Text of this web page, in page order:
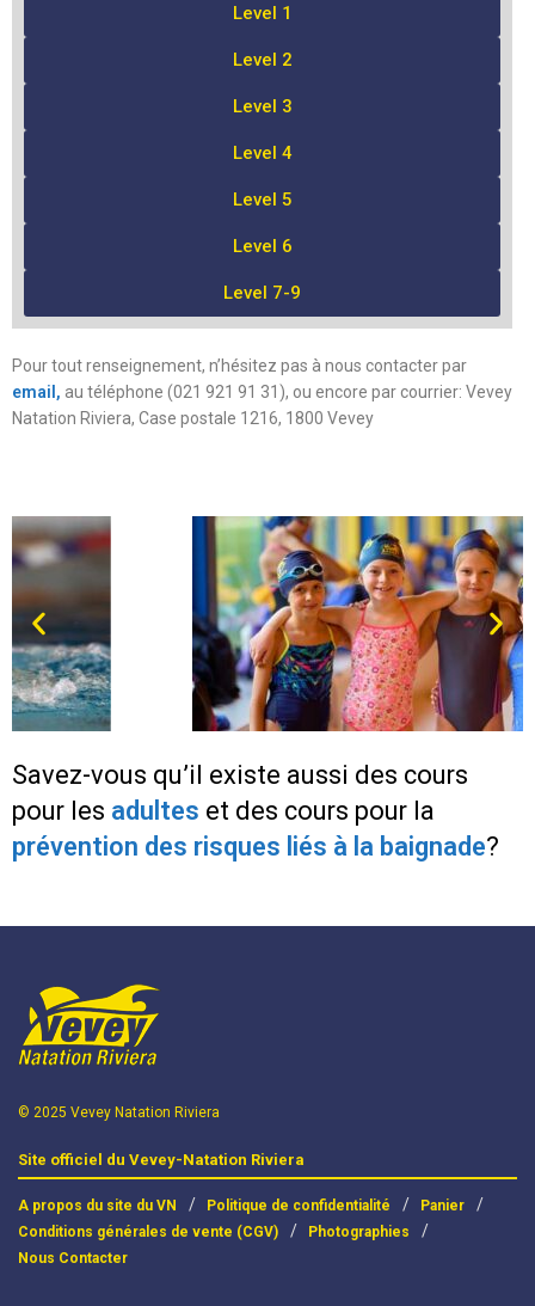
Level 1
Level 2
Level 3
Level 4
Level 5
Level 6
Level 7-9
Pour tout renseignement, n’hésitez pas à nous contacter par
email, au téléphone (021 921 91 31), ou encore par courrier: Vevey
Natation Riviera, Case postale 1216, 1800 Vevey
Savez-vous qu’il existe aussi des cours
pour les adultes et des cours pour la
prévention des risques liés à la baignade?
© 2025 Vevey Natation Riviera
Site officiel du Vevey-Natation Riviera
A propos du site du VN Politique de confidentialité
Panier
Conditions générales de vente (CGV)
Photographies
Nous Contacter